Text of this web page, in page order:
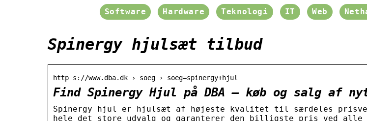
Software Hardware Teknologi IT Web
Spinergy hjulsæt tilbud
http s://www.dba.dk › soeg › soeg=spinergy+hjul
Find Spinergy Hjul på DBA – køb og salg af
Spinergy hjul er hjulsæt af højeste kvalitet til særdeles
hele det store udvalg og garanterer den billigste pris ved alle